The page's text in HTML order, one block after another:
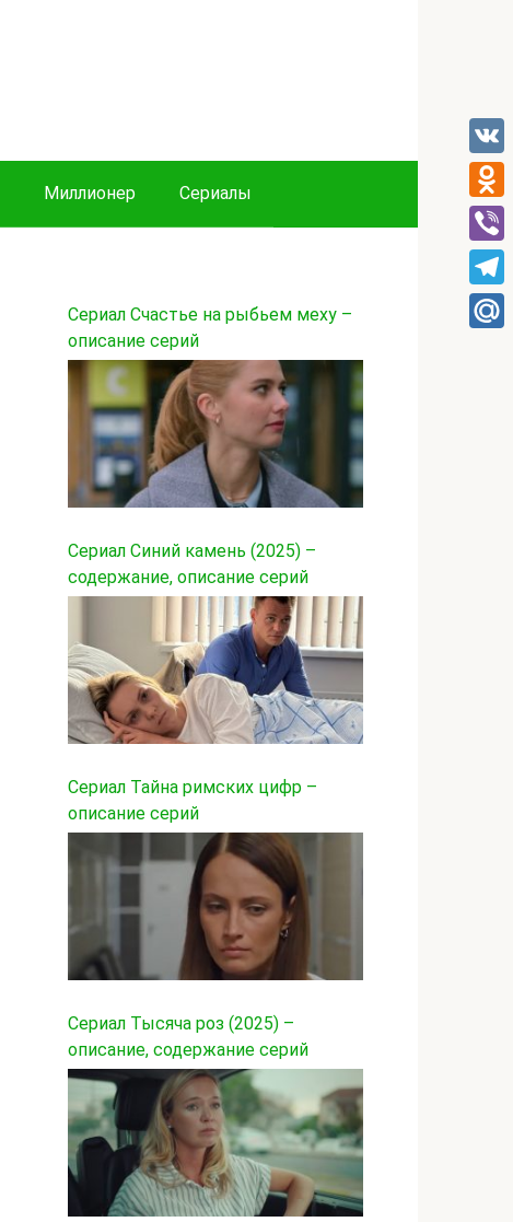
Миллионер Сериалы
Сериал Счастье на рыбьем меху –
описание серий
Сериал Синий камень (2025) –
содержание, описание серий
Сериал Тайна римских цифр –
описание серий
Сериал Тысяча роз (2025) –
описание, содержание серий
VK
Viber